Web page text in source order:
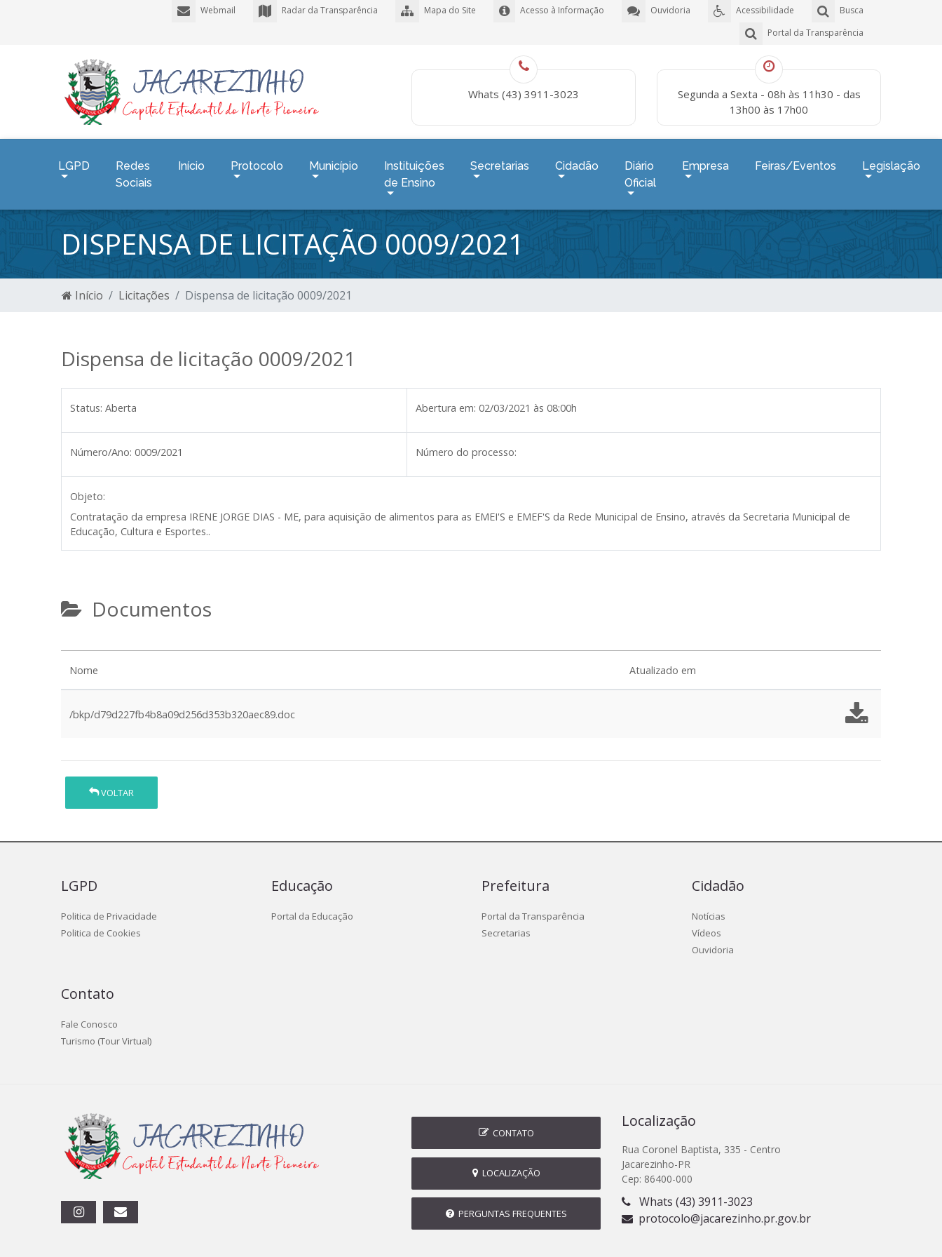
Busca
Acessibilidade
Ouvidoria
Acesso à Informação
Mapa do Site
Radar da Transparência
Webmail
Portal da Transparência
Whats (43) 3911-3023
Segunda a Sexta - 08h às 11h30 - das
13h00 às 17h00
LGPD
Redes
Sociais
Início Protocolo Município
Instituições
de Ensino
Secretarias Cidadão
Diário
Oficial
Empresa Feiras/Eventos Legislação
DISPENSA DE LICITAÇÃO 0009/2021
Início Licitações Dispensa de licitação 0009/2021
Dispensa de licitação 0009/2021
Status: Aberta Abertura em: 02/03/2021 às 08:00h
Número/Ano: 0009/2021 Número do processo:
Objeto:
Contratação da empresa IRENE JORGE DIAS - ME, para aquisição de alimentos para as EMEI'S e EMEF'S da Rede Municipal de Ensino, através da Secretaria Municipal de
Educação, Cultura e Esportes..
Documentos
Nome Atualizado em
/bkp/d79d227fb4b8a09d256d353b320aec89.doc
VOLTAR
LGPD
Politica de Privacidade
Politica de Cookies
Educação
Portal da Educação
Prefeitura
Portal da Transparência
Secretarias
Cidadão
Notícias
Vídeos
Ouvidoria
Contato
Fale Conosco
Turismo (Tour Virtual)
CONTATO
LOCALIZAÇÃO
PERGUNTAS FREQUENTES
Localização
Rua Coronel Baptista, 335 - Centro
Jacarezinho-PR
Cep: 86400-000
Whats (43) 3911-3023
protocolo@jacarezinho.pr.gov.br